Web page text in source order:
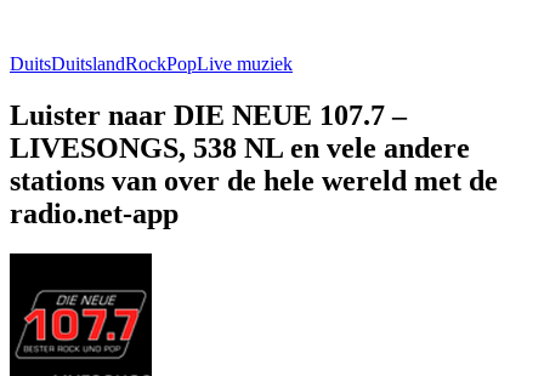
DuitsDuitslandRockPopLive muziek
Luister naar DIE NEUE 107.7 –
LIVESONGS, 538 NL en vele andere
stations van over de hele wereld met de
radio.net-app